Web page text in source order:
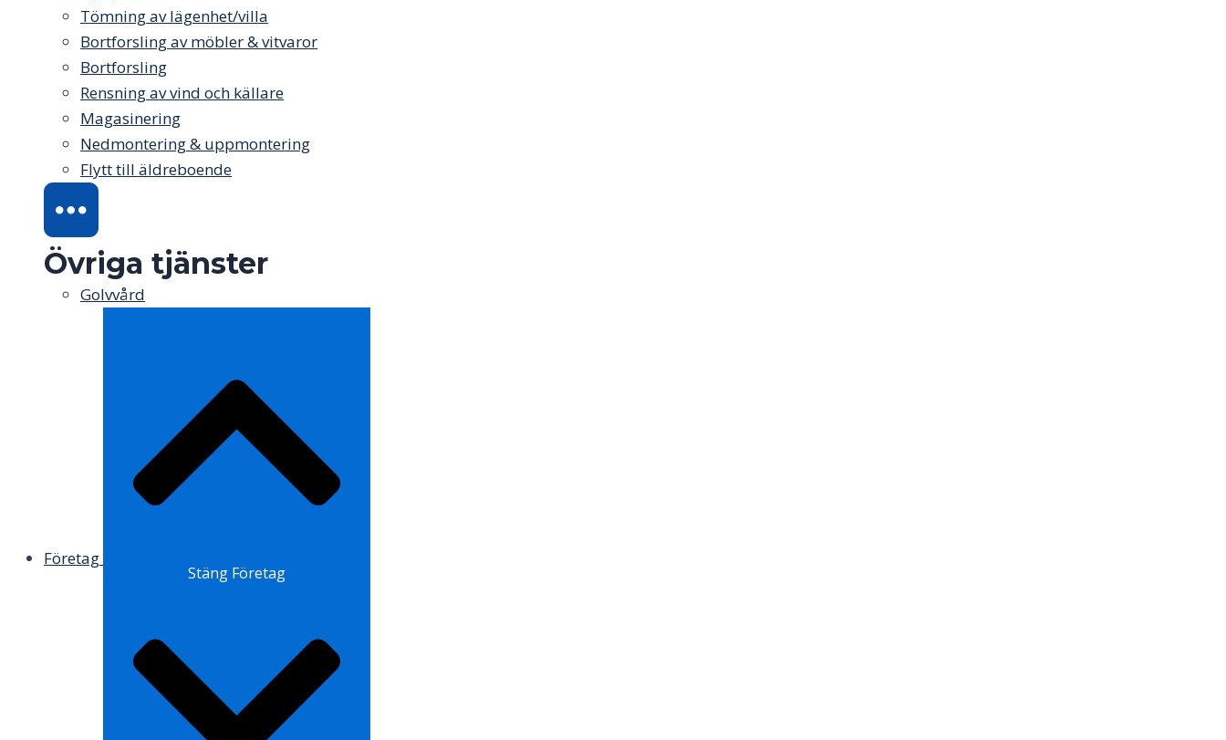
Tömning av lägenhet/villa
Bortforsling av möbler & vitvaror
Bortforsling
Rensning av vind och källare
Magasinering
Nedmontering & uppmontering
Flytt till äldreboende
Övriga tjänster
Golvvård
Företag
Stäng Företag